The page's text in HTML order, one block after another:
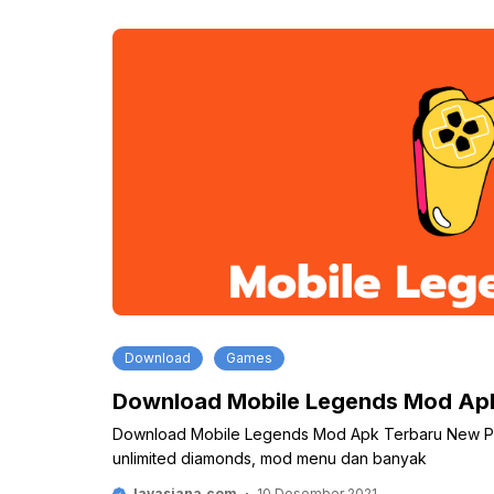
Download Games
Download Mobile Legends Mod
Download Mobile Legends Mod Apk Terbaru New
unlimited diamonds, mod menu dan banyak